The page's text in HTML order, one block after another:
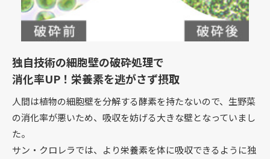
独自技術の細胞壁の破砕処理で
消化率UP！栄養素を逃がさず摂取
人間は植物の細胞壁を分解する酵素を持たないので、生野菜
の消化率が悪いため、吸収を妨げる大きな壁となっていまし
た。
サン・クロレラでは、より栄養素を体に吸収できるように独